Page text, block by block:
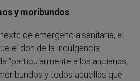
y moribundos
de emergencia sanitaria, el
el don de la indulgencia
“particularmente a los ancianos,
y todos aquellos que